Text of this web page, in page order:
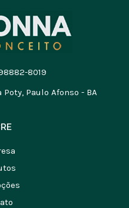
8019
Poty, Paulo Afonso - BA